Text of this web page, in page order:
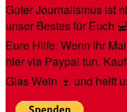
Guter Journalismus ist
unser Bestes für Euch
Eure Hilfe: Wenn Ihr
hier via Paypal tun.
Glas Wein 🍷 und helft